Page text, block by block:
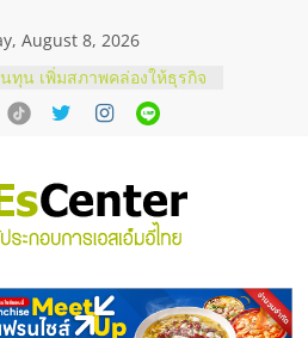
August 8, 2026
ในไทยที่ไหนดี?
ห้บริการให้คุ้มค่าและตอบ
ไลน์ โอกาสบริหารสถานี
น Shell
น แฟรนไชส์ยอนนี่
8
เสียงคุณภาพสูง พร้อม